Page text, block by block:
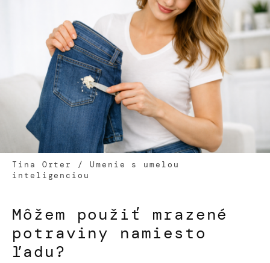
Tina Orter / Umenie s umelou
inteligenciou
Môžem použiť mrazené
potraviny namiesto
ľadu?